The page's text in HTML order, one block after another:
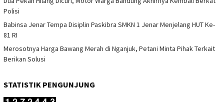
Polisi
Babinsa Jenar Tempa Disiplin Paskibra SMKN 1 Jenar Menjelang HUT Ke-
81 RI
Merosotnya Harga Bawang Merah di Nganjuk, Petani Minta Pihak Terkait
Berikan Solusi
STATISTIK PENGUNJUNG